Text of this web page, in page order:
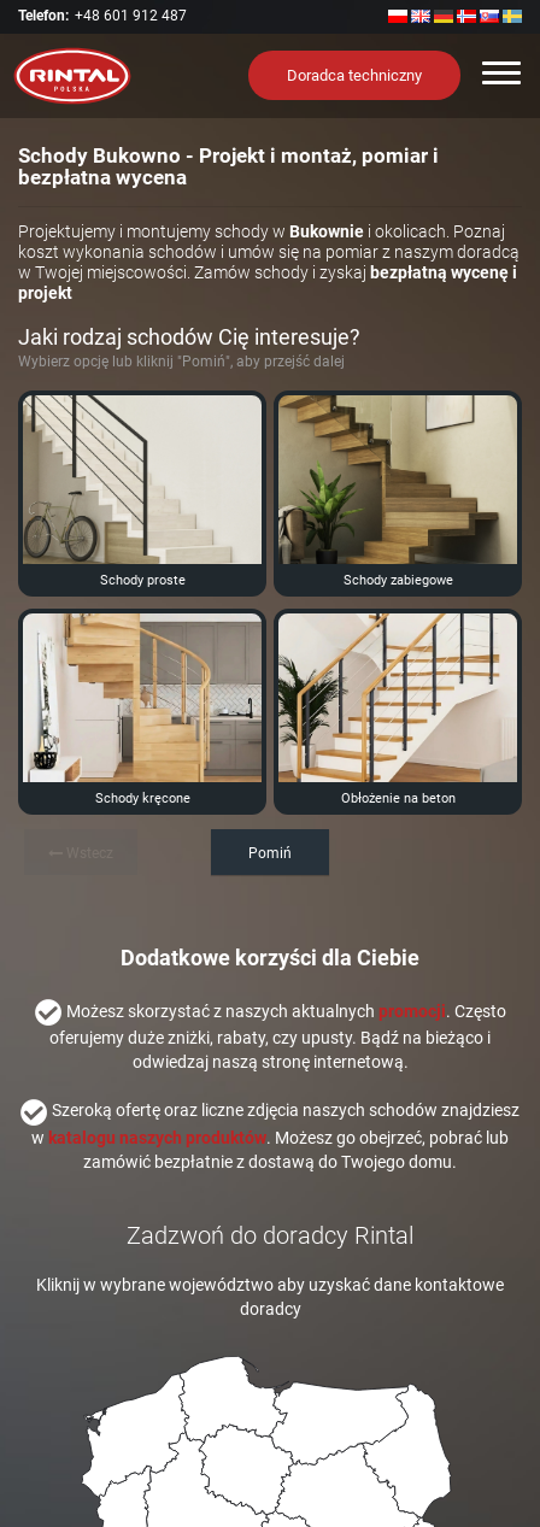
Telefon: +48 601 912 487
Doradca techniczny
Schody Bukowno - Projekt i montaż, pomiar i
bezpłatna wycena
Projektujemy i montujemy schody w Bukownie i okolicach. Poznaj
koszt wykonania schodów i umów się na pomiar z naszym doradcą
w Twojej miejscowości. Zamów schody i zyskaj bezpłatną wycenę i
projekt
Jaki rodzaj schodów Cię interesuje?
Wybierz opcję lub kliknij "Pomiń", aby przejść dalej
Schody proste Schody zabiegowe
Schody kręcone Obłożenie na beton
Pomiń
Dodatkowe korzyści dla Ciebie
Możesz skorzystać z naszych aktualnych promocji. Często
oferujemy duże zniżki, rabaty, czy upusty. Bądź na bieżąco i
odwiedzaj naszą stronę internetową.
Szeroką ofertę oraz liczne zdjęcia naszych schodów znajdziesz
w katalogu naszych produktów. Możesz go obejrzeć, pobrać lub
zamówić bezpłatnie z dostawą do Twojego domu.
Zadzwoń do doradcy Rintal
Kliknij w wybrane województwo aby uzyskać dane kontaktowe
doradcy